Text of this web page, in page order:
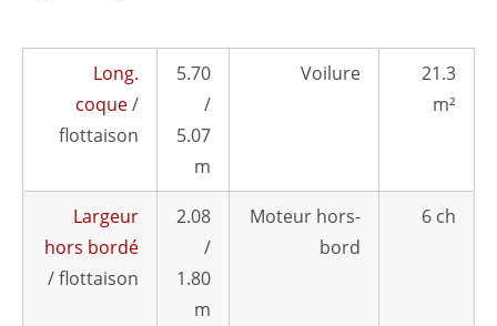
Long.
coque/
flottaison
5.70
/
5.07
m
Voilure
21.3
m²
Largeur
hors bordé
/ flottaison
2.08
/
1.80
m
Moteur hors-
bord
6 ch